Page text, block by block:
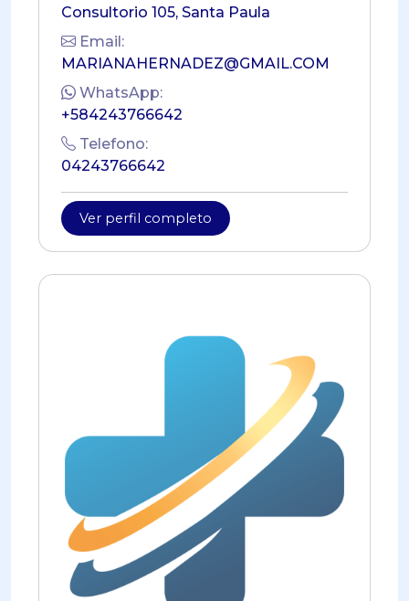
Consultorio 105, Santa Paula
Email:
MARIANAHERNADEZ@GMAIL.COM
WhatsApp:
+584243766642
Telefono:
04243766642
Ver perfil completo